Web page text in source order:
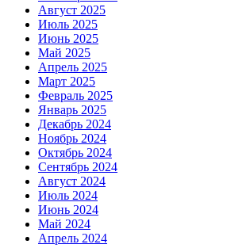
Август 2025
Июль 2025
Июнь 2025
Май 2025
Апрель 2025
Март 2025
Февраль 2025
Январь 2025
Декабрь 2024
Ноябрь 2024
Октябрь 2024
Сентябрь 2024
Август 2024
Июль 2024
Июнь 2024
Май 2024
Апрель 2024